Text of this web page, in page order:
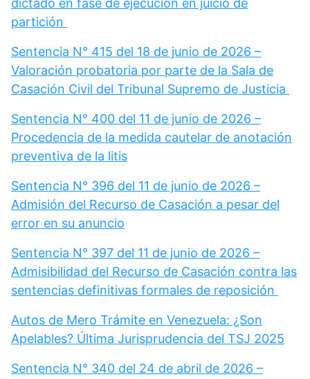
dictado en fase de ejecución en juicio de
partición
Sentencia N° 415 del 18 de junio de 2026 –
Valoración probatoria por parte de la Sala de
Casación Civil del Tribunal Supremo de Justicia
Sentencia N° 400 del 11 de junio de 2026 –
Procedencia de la medida cautelar de anotación
preventiva de la litis
Sentencia N° 396 del 11 de junio de 2026 –
Admisión del Recurso de Casación a pesar del
error en su anuncio
Sentencia N° 397 del 11 de junio de 2026 –
Admisibilidad del Recurso de Casación contra las
sentencias definitivas formales de reposición
Autos de Mero Trámite en Venezuela: ¿Son
Apelables? Última Jurisprudencia del TSJ 2025
Sentencia N° 340 del 24 de abril de 2026 –